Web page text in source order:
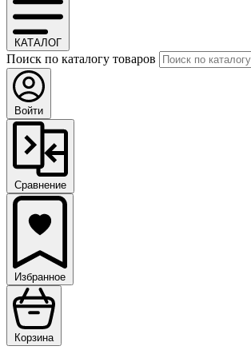
КАТАЛОГ
Поиск по каталогу товаров
Войти
Сравнение
Избранное
Корзина